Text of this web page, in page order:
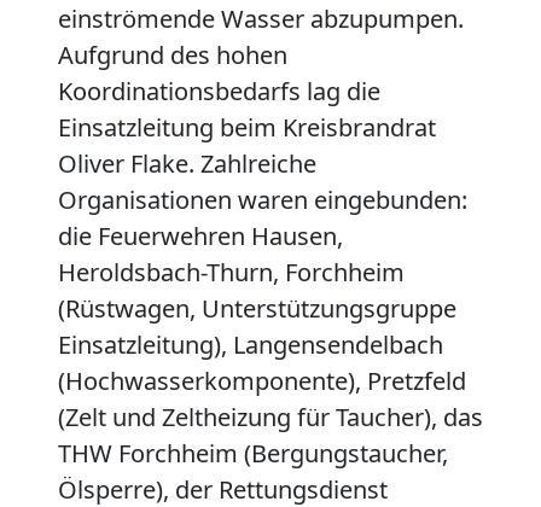
einströmende Wasser abzupumpen.
Aufgrund des hohen
Koordinationsbedarfs lag die
Einsatzleitung beim Kreisbrandrat
Oliver Flake. Zahlreiche
Organisationen waren eingebunden:
die Feuerwehren Hausen,
Heroldsbach-Thurn, Forchheim
(Rüstwagen, Unterstützungsgruppe
Einsatzleitung), Langensendelbach
(Hochwasserkomponente), Pretzfeld
(Zelt und Zeltheizung für Taucher), das
THW Forchheim (Bergungstaucher,
Ölsperre), der Rettungsdienst